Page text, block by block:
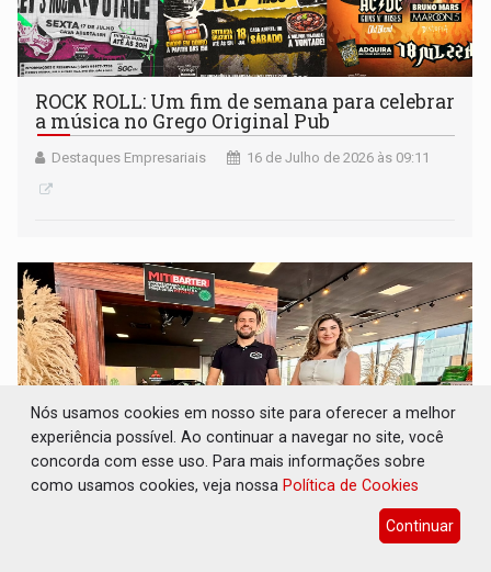
ROCK ROLL: Um fim de semana para celebrar
a música no Grego Original Pub
Destaques Empresariais 16 de Julho de 2026 às 09:11
Nós usamos cookies em nosso site para oferecer a melhor
experiência possível. Ao continuar a navegar no site, você
concorda com esse uso. Para mais informações sobre
como usamos cookies, veja nossa Política de Cookies
Continuar